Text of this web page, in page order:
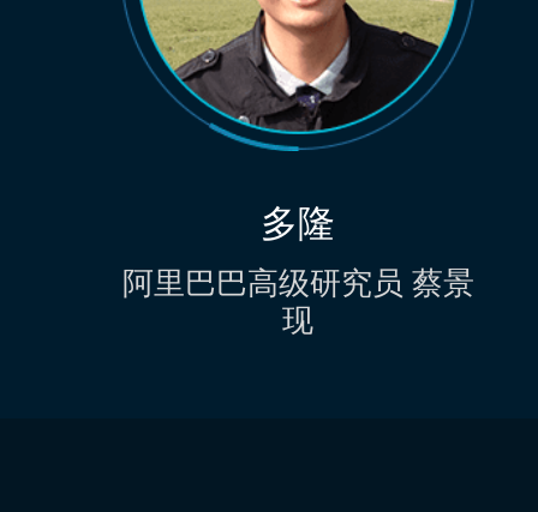
多隆
阿里巴巴高级研究员 蔡景
现